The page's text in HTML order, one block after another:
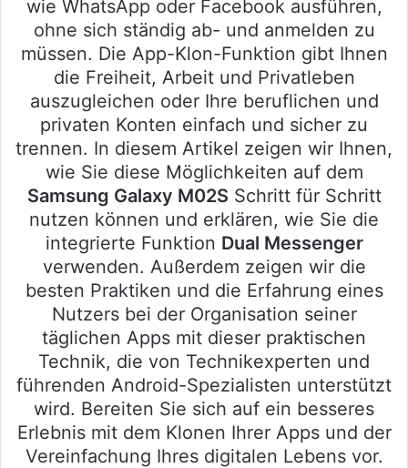
wie WhatsApp oder Facebook ausführen,
ohne sich ständig ab- und anmelden zu
müssen. Die App-Klon-Funktion gibt Ihnen
die Freiheit, Arbeit und Privatleben
auszugleichen oder Ihre beruflichen und
privaten Konten einfach und sicher zu
trennen. In diesem Artikel zeigen wir Ihnen,
wie Sie diese Möglichkeiten auf dem
Samsung Galaxy M02S Schritt für Schritt
nutzen können und erklären, wie Sie die
integrierte Funktion Dual Messenger
verwenden. Außerdem zeigen wir die
besten Praktiken und die Erfahrung eines
Nutzers bei der Organisation seiner
täglichen Apps mit dieser praktischen
Technik, die von Technikexperten und
führenden Android-Spezialisten unterstützt
wird. Bereiten Sie sich auf ein besseres
Erlebnis mit dem Klonen Ihrer Apps und der
Vereinfachung Ihres digitalen Lebens vor.